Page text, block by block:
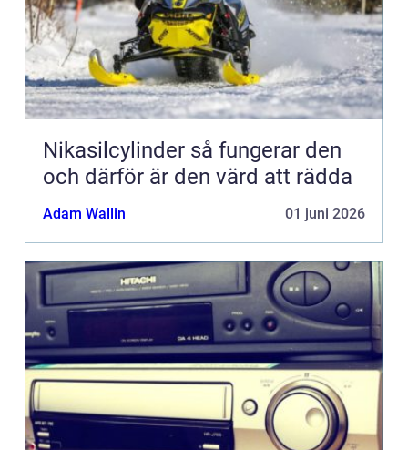
Nikasilcylinder så fungerar den
och därför är den värd att rädda
Adam Wallin 01 juni 2026